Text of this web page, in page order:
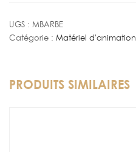
Barbe
à
UGS : MBARBE
Catégorie : Matériel d'animation
PRODUITS SIMILAIRES